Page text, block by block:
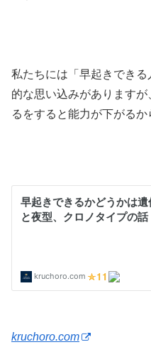
私たちには「早起きでき
的な思い込みがあります
るをすると能力が下がるか
kruchoro.com